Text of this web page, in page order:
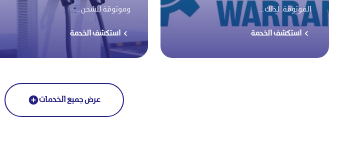
الموثوقة. لذلك…
استكشف الخدمة
وموثوقة للشحن…
استكشف الخدمة
عرض جميع الخدمات